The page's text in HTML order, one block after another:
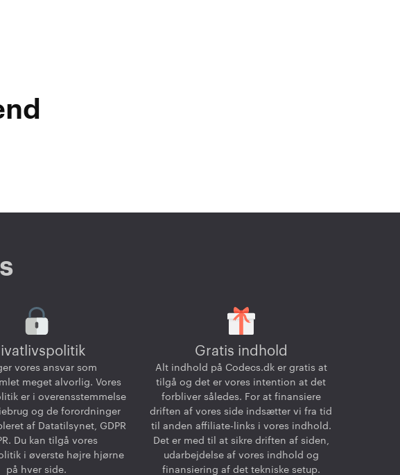
vores ansvar som
meget alvorlig. Vores
er i overensstemmelse
og de forordninger
af Datatilsynet, GDPR
Du kan tilgå vores
i øverste højre hjørne
på hver side.
Gratis indhold
Alt indhold på Codecs.dk er gratis at
tilgå og det er vores intention at det
forbliver således. For at finansiere
driften af vores side indsætter vi fra tid
til anden affiliate-links i vores indhold.
Det er med til at sikre driften af siden,
udarbejdelse af vores indhold og
finansiering af det tekniske setup.